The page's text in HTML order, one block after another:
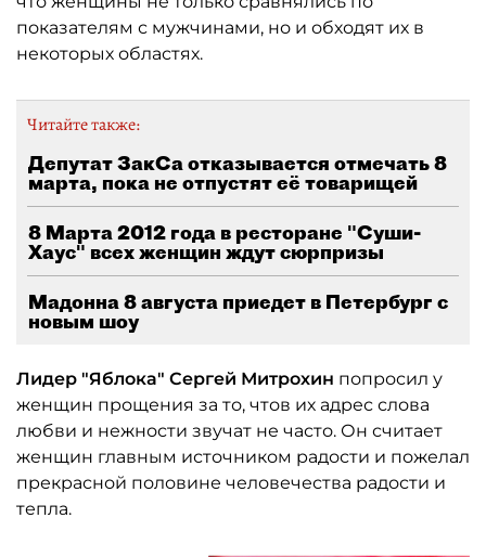
показателям с мужчинами, но и обходят их в
некоторых областях.
Читайте также:
Депутат ЗакСа отказывается отмечать 8
марта, пока не отпустят её товарищей
8 Марта 2012 года в ресторане "Суши-
Хаус" всех женщин ждут сюрпризы
Мадонна 8 августа приедет в Петербург с
новым шоу
Лидер "Яблока" Сергей Митрохин попросил у
женщин прощения за то, чтов их адрес слова
любви и нежности звучат не часто. Он считает
женщин главным источником радости и пожелал
прекрасной половине человечества радости и
тепла.